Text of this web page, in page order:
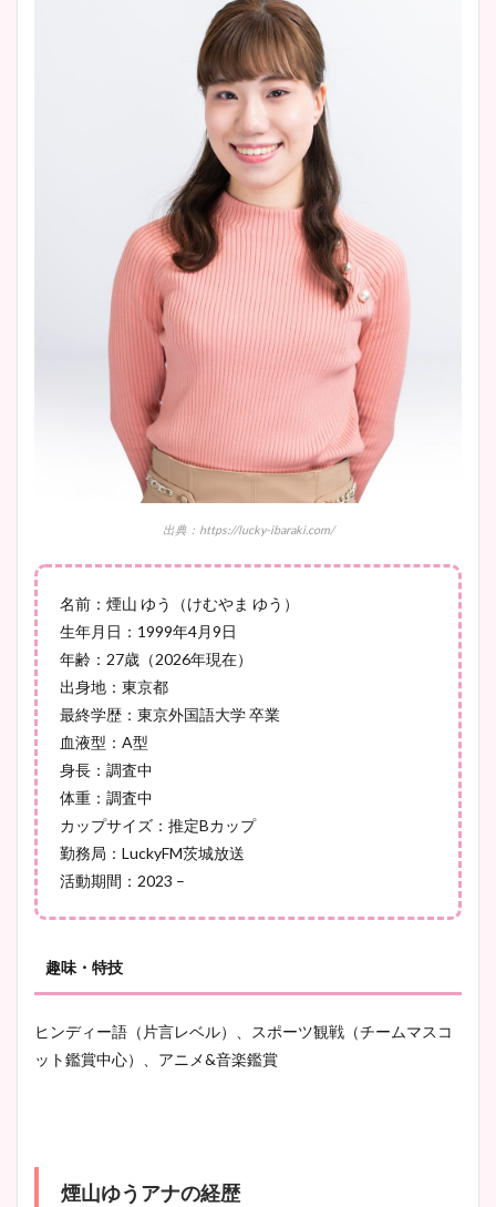
大家彩香アナのかわいいカッ
プ画像まとめ！同期や実家に
wikiプロフも！
安藤萌々アナのカップ画像や
ニット衣装まとめ！美足の筋
肉も凄い！
鈴木唯の太ってた時の体重が
ヤバすぎww原因や痩せたダ
イエット方は？昔と現在を画
像比較！
豊島実季アナのカップ画像ま
とめ！美脚や水着姿に年齢も
宇賀神メグアナのニット画像
まとめ！足も美脚でカップも
池谷実悠アナのメガネ画像が
かわいい！カップや水着姿も
出典：https://lucky-ibaraki.com/
名前：煙山 ゆう（けむやま ゆう）
生年月日：1999年4月9日
年齢：27歳（2026年現在）
出身地：東京都
最終学歴：東京外国語大学 卒業
血液型：A型
身長：調査中
体重：調査中
カップサイズ：推定Bカップ
勤務局：LuckyFM茨城放送
活動期間：2023 –
趣味・特技
ヒンディー語（片言レベル）、スポーツ観戦（チームマスコ
ット鑑賞中心）、アニメ&音楽鑑賞
煙山ゆうアナの経歴